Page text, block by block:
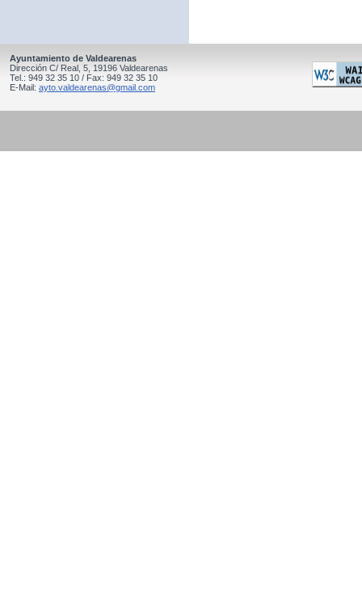
Ayuntamiento de Valdearenas
Dirección C/ Real, 5, 19196 Valdearenas
Tel.: 949 32 35 10 / Fax: 949 32 35 10
E-Mail: ayto.valdearenas@gmail.com